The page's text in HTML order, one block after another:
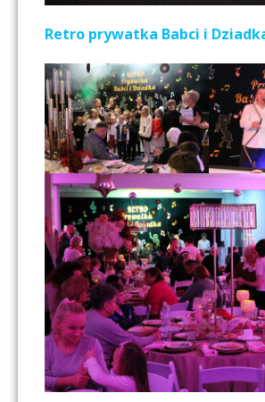
Retro prywatka Babci i